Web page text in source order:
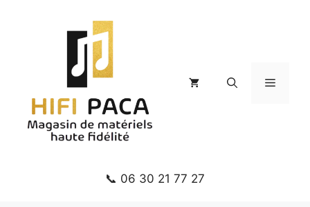
Menu
📞 06 30 21 77 27